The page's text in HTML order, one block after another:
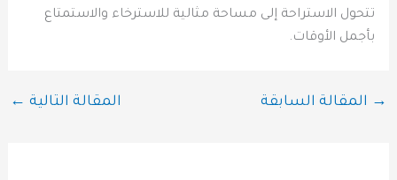
تتحول الاستراحة إلى مساحة مثالية للاسترخاء والاستمتاع
بأجمل الأوقات.
→ المقالة السابقة المقالة التالية ←